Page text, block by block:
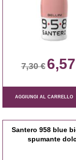
7,30 €
AGGIUNGI AL CARRELLO
Santero 958 blue
spumante